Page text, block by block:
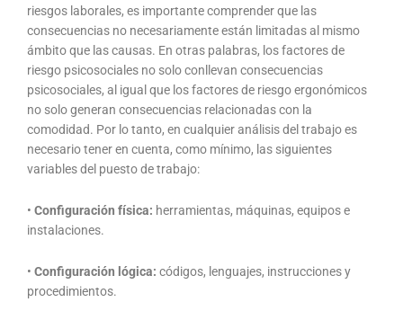
riesgos laborales, es importante comprender que las
consecuencias no necesariamente están limitadas al mismo
ámbito que las causas. En otras palabras, los factores de
riesgo psicosociales no solo conllevan consecuencias
psicosociales, al igual que los factores de riesgo ergonómicos
no solo generan consecuencias relacionadas con la
comodidad. Por lo tanto, en cualquier análisis del trabajo es
necesario tener en cuenta, como mínimo, las siguientes
variables del puesto de trabajo:
• Configuración física: herramientas, máquinas, equipos e
instalaciones.
• Configuración lógica: códigos, lenguajes, instrucciones y
procedimientos.